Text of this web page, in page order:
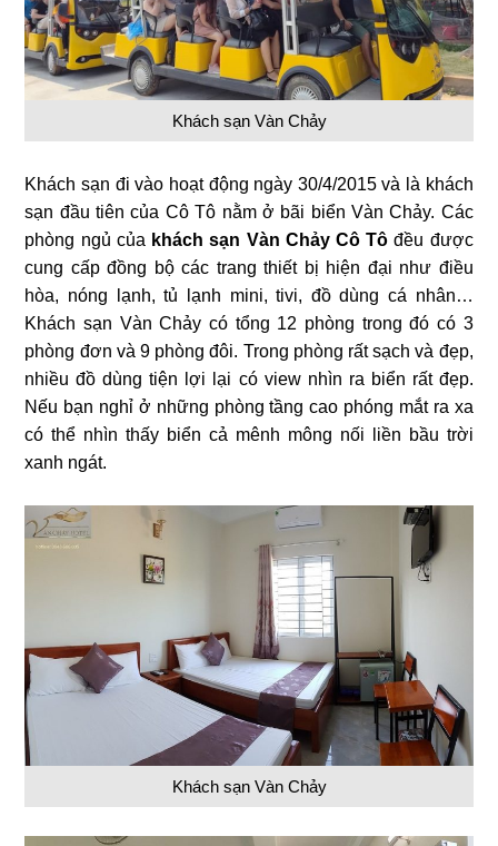
Khách sạn Vàn Chảy
Khách sạn đi vào hoạt động ngày 30/4/2015 và là khách
sạn đầu tiên của Cô Tô nằm ở bãi biển Vàn Chảy. Các
phòng ngủ của khách sạn Vàn Chảy Cô Tô đều được
cung cấp đồng bộ các trang thiết bị hiện đại như điều
hòa, nóng lạnh, tủ lạnh mini, tivi, đồ dùng cá nhân…
Khách sạn Vàn Chảy có tổng 12 phòng trong đó có 3
phòng đơn và 9 phòng đôi. Trong phòng rất sạch và đẹp,
nhiều đồ dùng tiện lợi lại có view nhìn ra biển rất đẹp.
Nếu bạn nghỉ ở những phòng tầng cao phóng mắt ra xa
có thể nhìn thấy biển cả mênh mông nối liền bầu trời
xanh ngát.
Khách sạn Vàn Chảy